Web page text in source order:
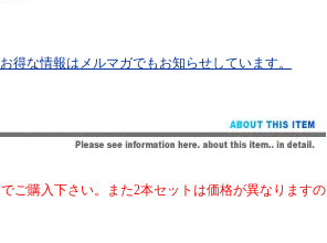
得な情報はメルマガでもお知らせしています。
ご購入下さい。また2本セットは価格が異なりますの